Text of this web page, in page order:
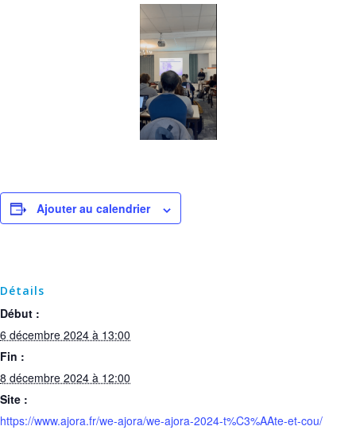
Ajouter au calendrier
Détails
Début :
6 décembre 2024 à 13:00
Fin :
8 décembre 2024 à 12:00
Site :
https://www.ajora.fr/we-ajora/we-ajora-2024-t%C3%AAte-et-cou/